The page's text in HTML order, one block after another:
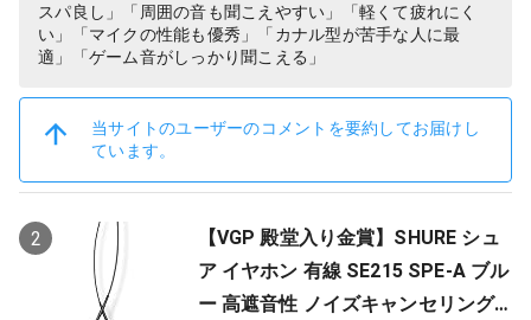
スパ良し」「周囲の音も聞こえやすい」「軽くて疲れにく
い」「マイクの性能も優秀」「カナル型が苦手な人に最
適」「ゲーム音がしっかり聞こえる」
当サイトのユーザーのコメントを要約してお届けし
ています。
2
【VGP 殿堂入り金賞】SHURE シュ
ア イヤホン 有線 SE215 SPE-A ブル
ー 高遮音性 ノイズキャンセリング